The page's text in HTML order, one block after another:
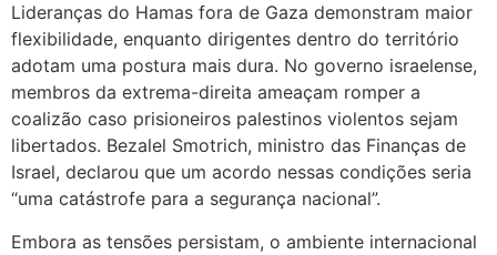
Lideranças do Hamas fora de Gaza demonstram maior
flexibilidade, enquanto dirigentes dentro do território
adotam uma postura mais dura. No governo israelense,
membros da extrema-direita ameaçam romper a
coalizão caso prisioneiros palestinos violentos sejam
libertados. Bezalel Smotrich, ministro das Finanças de
Israel, declarou que um acordo nessas condições seria
“uma catástrofe para a segurança nacional”.
Embora as tensões persistam, o ambiente internacional